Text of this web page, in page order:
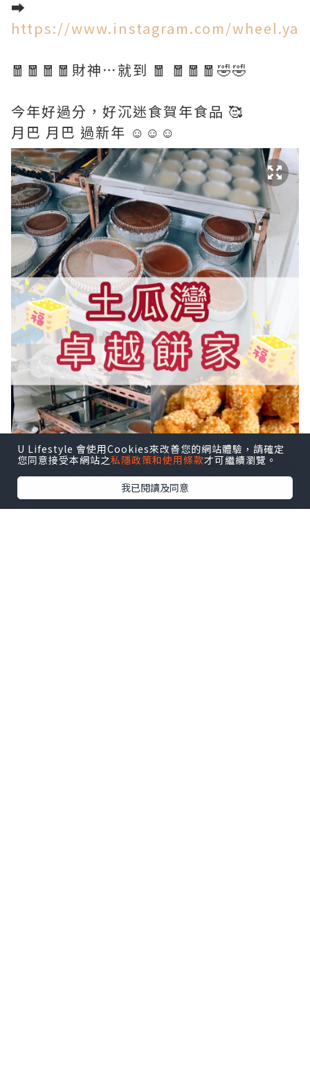
➡️
https://www.instagram.com/wheel.ya
🧧🧧🧧🧧財神⋯就到 🧧 🧧🧧🧧🤣🤣
今年好過分，好沉迷食賀年食品 🥰
月巴 月巴 過新年 ☺️☺️☺️
U Lifestyle 會使用Cookies來改善您的網站體驗，請確定
您同意接受本網站之私隱政策和使用條款才可繼續瀏覽。
我已閱讀及同意